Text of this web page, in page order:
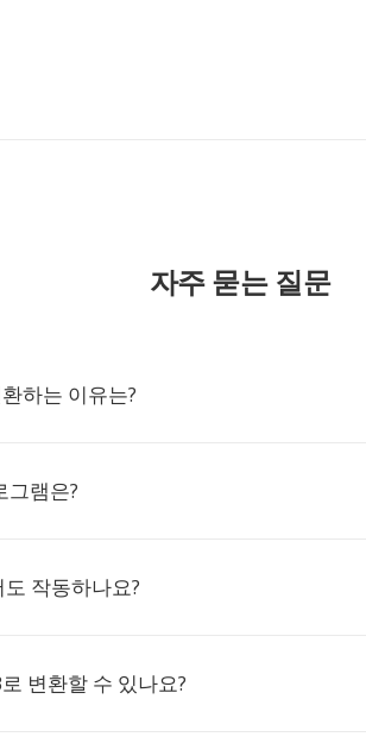
자주 묻는 질문
하는 이유는?
그램은?
작동하나요?
변환할 수 있나요?